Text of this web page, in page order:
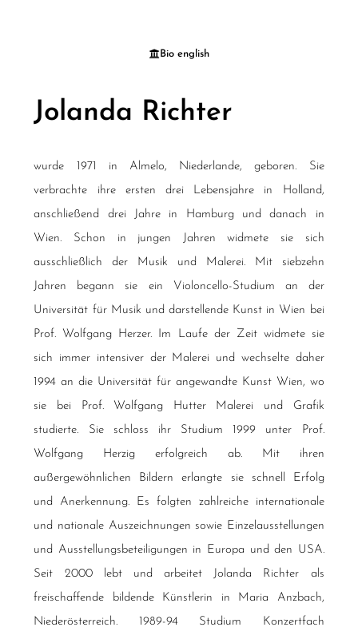
Jolanda Richter
wurde 1971 in Almelo, Niederlande, geboren. Sie
verbrachte ihre ersten drei Lebensjahre in Holland,
anschließend drei Jahre in Hamburg und danach in
Wien. Schon in jungen Jahren widmete sie sich
ausschließlich der Musik und Malerei. Mit siebzehn
Jahren begann sie ein Violoncello-Studium an der
Universität für Musik und darstellende Kunst in Wien bei
Prof. Wolfgang Herzer. Im Laufe der Zeit widmete sie
sich immer intensiver der Malerei und wechselte daher
1994 an die Universität für angewandte Kunst Wien, wo
sie bei Prof. Wolfgang Hutter Malerei und Grafik
studierte. Sie schloss ihr Studium 1999 unter Prof.
Wolfgang Herzig erfolgreich ab. Mit ihren
außergewöhnlichen Bildern erlangte sie schnell Erfolg
und Anerkennung. Es folgten zahlreiche internationale
und nationale Auszeichnungen sowie Einzelausstellungen
und Ausstellungsbeteiligungen in Europa und den USA.
Seit 2000 lebt und arbeitet Jolanda Richter als
freischaffende bildende Künstlerin in Maria Anzbach,
Niederösterreich. 1989-94 Studium Konzertfach
Bio english